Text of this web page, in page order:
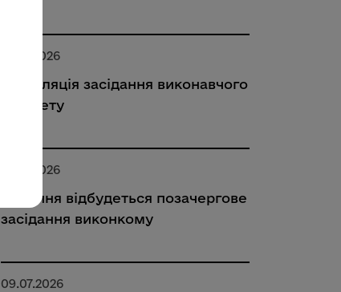
16.07.2026
Трансляція засідання виконавчого
комітету
15.07.2026
16 липня відбудеться позачергове
засідання виконкому
09.07.2026